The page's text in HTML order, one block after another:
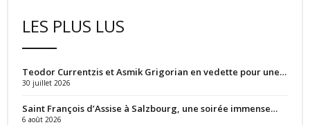
LES PLUS LUS
Teodor Currentzis et Asmik Grigorian en vedette pour une…
30 juillet 2026
Saint François d’Assise à Salzbourg, une soirée immense…
6 août 2026